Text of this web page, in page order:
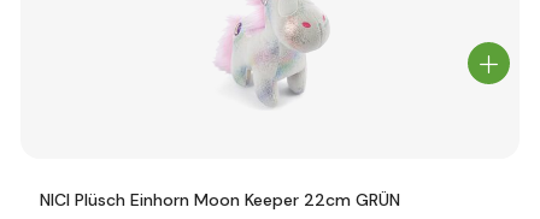
NICI Plüsch Einhorn Moon Keeper 22cm GRÜN